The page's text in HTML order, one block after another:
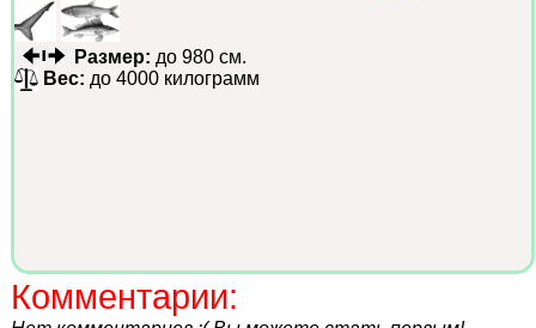
Размер: до 980 см.
Вес: до 4000 килограмм
Комментарии: